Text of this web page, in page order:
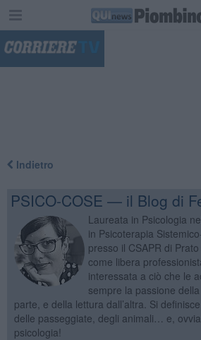
Indietro
PSICO-COSE — il Blog di
Laureata in Psicologia
in Psicoterapia
presso il CSAPR di
come libera
interessata a ciò che le
sempre la passione
parte, e della lettura dall’altra. Si
delle passeggiate, degli animali… e,
psicologia!